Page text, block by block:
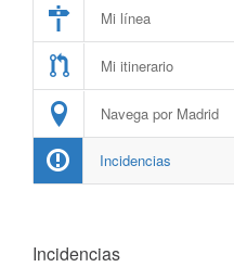
Mi línea
Mi itinerario
Navega por Madrid
Incidencias
Incidencias